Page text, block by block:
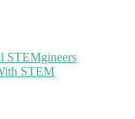
STEMgineers
STEM